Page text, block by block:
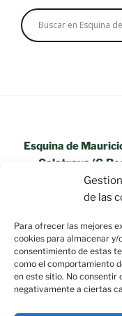
de las
Para ofrecer las mejores
cookies para almacenar
consentimiento de estas
como el comportamiento
en este sitio. No
negativamente a ciertas
Esquina de
Calatrava
«Aviso Legal»